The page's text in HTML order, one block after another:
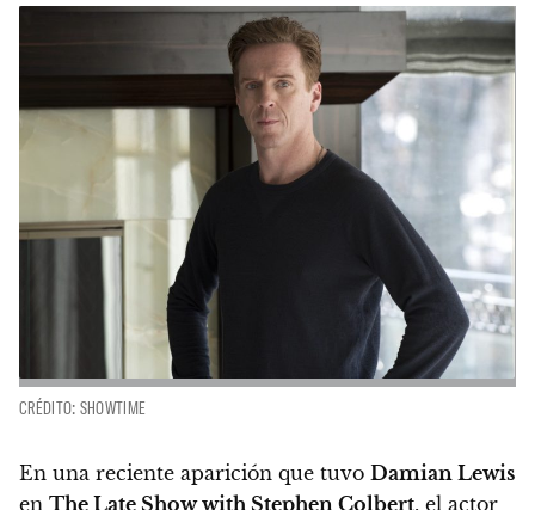
CRÉDITO: SHOWTIME
En una reciente aparición que tuvo Damian Lewis
en The Late Show with Stephen Colbert, el actor